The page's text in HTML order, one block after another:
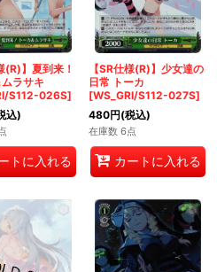
(R)】夏到来！
ムラサキ
S112-026S]
込)
トに入れる
【SR仕様(R)】少女達の
日常 トーカ
[WS_GRI/S112-027S]
480円(税込)
在庫数 6点
カートに入れる